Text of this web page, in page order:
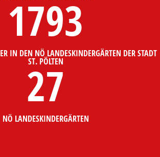
1793
IN DEN NÖ LANDESKINDERGÄRTEN DER STADT
ST. PÖLTEN
27
NÖ LANDESKINDERGÄRTEN